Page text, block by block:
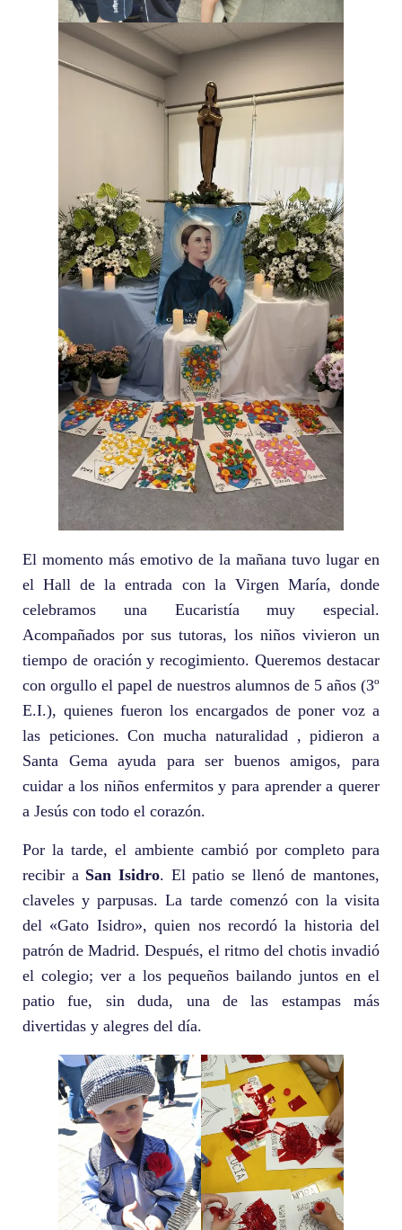
El momento más emotivo de la mañana tuvo lugar en
el Hall de la entrada con la Virgen María, donde
celebramos una Eucaristía muy especial.
Acompañados por sus tutoras, los niños vivieron un
tiempo de oración y recogimiento. Queremos destacar
con orgullo el papel de nuestros alumnos de 5 años (3º
E.I.), quienes fueron los encargados de poner voz a
las peticiones. Con mucha naturalidad , pidieron a
Santa Gema ayuda para ser buenos amigos, para
cuidar a los niños enfermitos y para aprender a querer
a Jesús con todo el corazón.
Por la tarde, el ambiente cambió por completo para
recibir a San Isidro. El patio se llenó de mantones,
claveles y parpusas. La tarde comenzó con la visita
del «Gato Isidro», quien nos recordó la historia del
patrón de Madrid. Después, el ritmo del chotis invadió
el colegio; ver a los pequeños bailando juntos en el
patio fue, sin duda, una de las estampas más
divertidas y alegres del día.